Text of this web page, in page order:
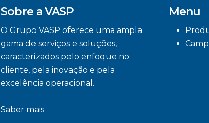
Sobre a VASP
O Grupo VASP oferece uma ampla
gama de serviços e soluções,
caracterizados pelo enfoque no
cliente, pela inovação e pela
excelência operacional.
Saber mais
Menu